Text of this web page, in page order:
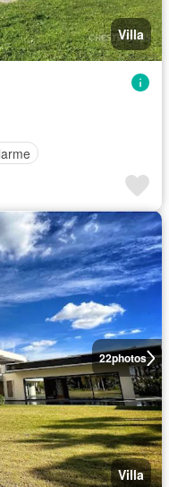
Villa
22photos
Villa